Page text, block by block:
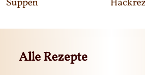
Suppen
Alle Rezepte